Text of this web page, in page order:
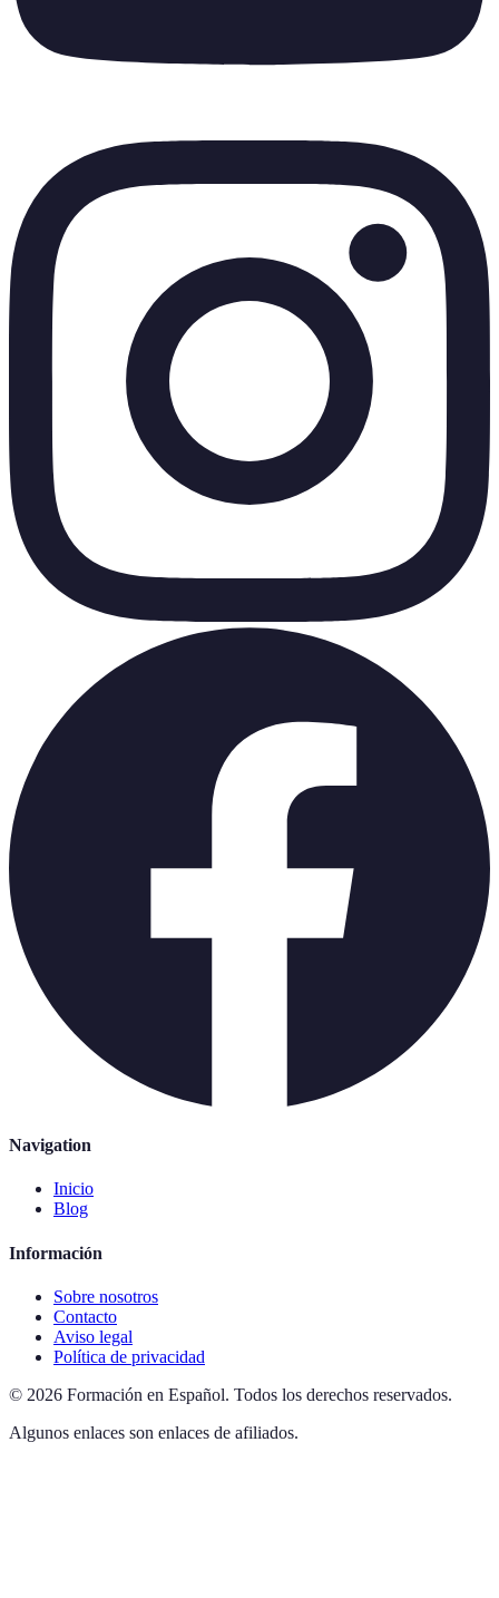
Navigation
Inicio
Blog
Información
Sobre nosotros
Contacto
Aviso legal
Política de privacidad
© 2026 Formación en Español. Todos los derechos reservados.
Algunos enlaces son enlaces de afiliados.